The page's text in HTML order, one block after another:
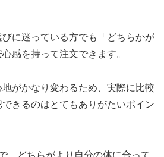
に迷っている方でも「どちらかが
感を持って注文できます。
がかなり変わるため、実際に比較
きるのはとてもありがたいポイン
、どちらがより自分の体に合って